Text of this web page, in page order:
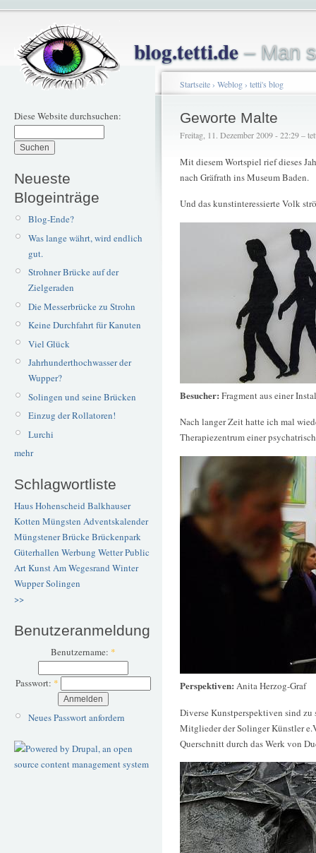
blog.tetti.de– Man
Diese Website durchsuchen:
Neueste
Blogeinträge
Blog-Ende?
Was lange währt, wird endlich
gut.
Strohner Brücke auf der
Zielgeraden
Die Messerbrücke zu Strohn
Keine Durchfahrt für Kanuten
Viel Glück
Jahrhunderthochwasser der
Wupper?
Solingen und seine Brücken
Einzug der Rollatoren!
Lurchi
mehr
Schlagwortliste
Haus Hohenscheid Balkhauser
Kotten Müngsten Adventskalender
Müngstener BrückeBrückenpark
Güterhallen Werbung WetterPublic
ArtKunstAm Wegesrand Winter
WupperSolingen
>>
Benutzeranmeldung
Benutzername: *
Passwort: *
Neues Passwort anfordern
Startseite› Weblog› tetti's blog
Geworte Malte
Freitag, 11. Dezember 2009 - 22:29 –
Mit diesem Wortspiel rief dieses
nach Gräfrath ins Museum Baden.
Und das kunstinteressierte Volk
Besucher: Fragment aus einer
Nach langer Zeit hatte ich mal
Therapiezentrum einer
Perspektiven: Anita Herzog-Graf
Diverse Kunstperspektiven sind zu
Mitglieder der Solinger Künstler
Querschnitt durch das Werk von